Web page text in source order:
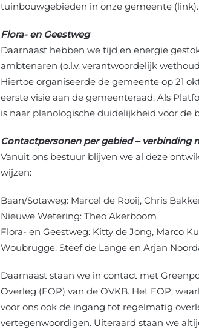
tuinbouwgebieden in onze gemeente (link).
Flora- en Geestweg
Daarnaast hebben we tijd en energie
ambtenaren (o.l.v. verantwoordelijk
Hiertoe organiseerde de gemeente op 21
eerste visie aan de gemeenteraad. Als
is naar planologische duidelijkheid voor de
Contactpersonen per gebied – verbinding
Vanuit ons bestuur blijven we al deze
wijzen:
Baan/Sotaweg: Marcel de Rooij, Chris
Nieuwe Wetering: Theo Akerboom
Flora- en Geestweg: Kitty de Jong, Marco
Woubrugge: Steef de Lange en Arjan
Daarnaast staan we in contact met
Overleg (EOP) van de OVKB. Het EOP,
voor ons ook de ingang tot regelmatig
vertegenwoordigen. Uiteraard staan we